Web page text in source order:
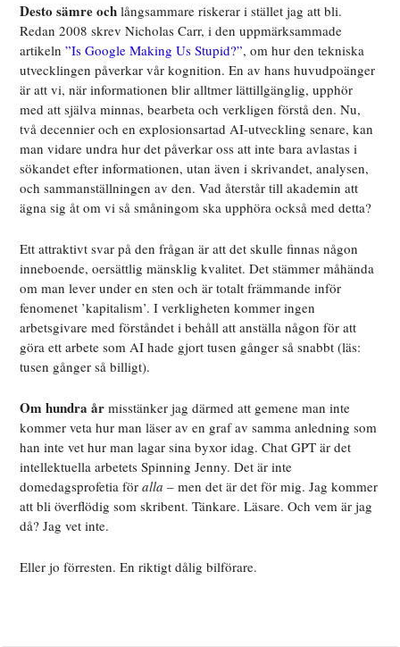
Desto sämre och långsammare riskerar i stället jag att bli.
Redan 2008 skrev Nicholas Carr, i den uppmärksammade
artikeln”Is Google Making Us Stupid?”, om hur den tekniska
utvecklingen påverkar vår kognition. En av hans huvudpoänger
är att vi, när informationen blir alltmer lättillgänglig, upphör
med att själva minnas, bearbeta och verkligen förstå den. Nu,
två decennier och en explosionsartad AI-utveckling senare, kan
man vidare undra hur det påverkar oss att inte bara avlastas i
sökandet efter informationen, utan även i skrivandet, analysen,
och sammanställningen av den. Vad återstår till akademin att
ägna sig åt om vi så småningom ska upphöra också med detta?
Ett attraktivt svar på den frågan är att det skulle finnas någon
inneboende, oersättlig mänsklig kvalitet. Det stämmer måhända
om man lever under en sten och är totalt främmande inför
fenomenet ’kapitalism’. I verkligheten kommer ingen
arbetsgivare med förståndet i behåll att anställa någon för att
göra ett arbete som AI hade gjort tusen gånger så snabbt (läs:
tusen gånger så billigt).
Om hundra årmisstänker jag därmed att gemene man inte
kommer veta hur man läser av en graf av samma anledning som
han inte vet hur man lagar sina byxor idag. Chat GPT är det
intellektuella arbetets Spinning Jenny. Det är inte
domedagsprofetia föralla – men det är det för mig. Jag kommer
att bli överflödig som skribent. Tänkare. Läsare. Och vem är jag
då? Jag vet inte.
Eller jo förresten. En riktigt dålig bilförare.